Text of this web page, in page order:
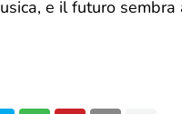
e il futuro